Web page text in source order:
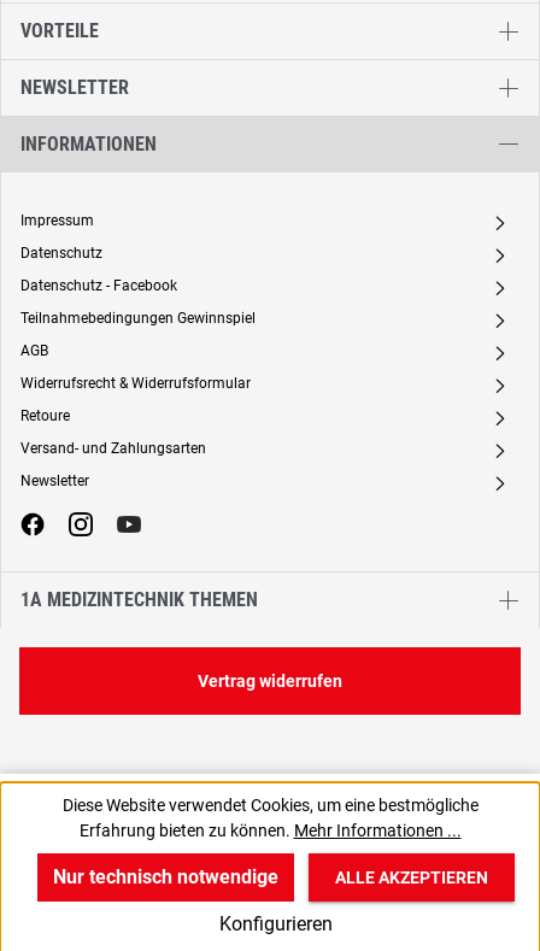
6,76 € 10,30 €
6,76 € / 1 Stück
VORTEILE
NEWSLETTER
INFORMATIONEN
Impressum A
Datenschutz A
Datenschutz - Facebook A
Teilnahmebedingungen Gewinnspiel A
AGB A
Widerrufsrecht & Widerrufsformular A
Retoure A
Versand- und Zahlungsarten A
Newsletter A
1A MEDIZINTECHNIK THEMEN
Vertrag widerrufen
Diese Website verwendet Cookies, um eine bestmögliche
Erfahrung bieten zu können. Mehr Informationen ...
Nur technisch notwendige
Konfigurieren
ALLE AKZEPTIEREN
v
Produkte
B